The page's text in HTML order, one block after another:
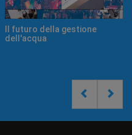
Il Gruppo Zenit a Vodovody-
Kanalizace 2017